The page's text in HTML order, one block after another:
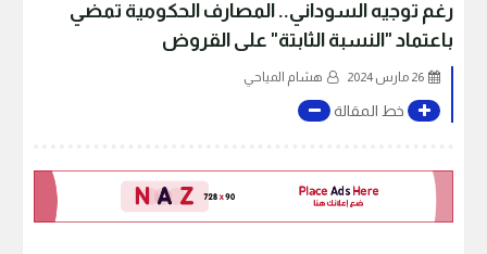
رغم توجيه السوداني.. المصارف الحكومية تمضي
باعتماد "النسبة الثابتة" على القروض
26 مارس 2024 هشام المياحي
خط المقالة